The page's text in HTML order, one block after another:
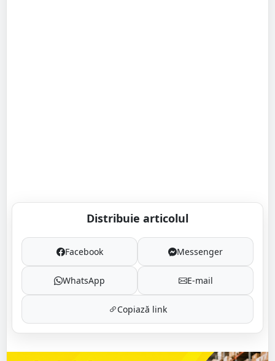
Distribuie articolul
Facebook Messenger
WhatsApp E-mail
Copiază link